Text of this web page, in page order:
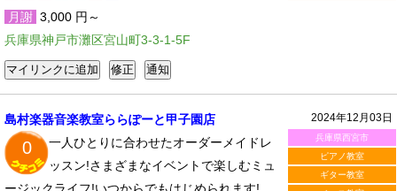
月謝 3,000 円～
兵庫県神戸市灘区宮山町3-3-1-5F
2024年12月03日
兵庫県西宮市
ピアノ教室
ギター教室
島村楽器音楽教室ららぽーと甲子園店
0
一人ひとりに合わせたオーダーメイドレ
ッスン!さまざまなイベントで楽しむミュ